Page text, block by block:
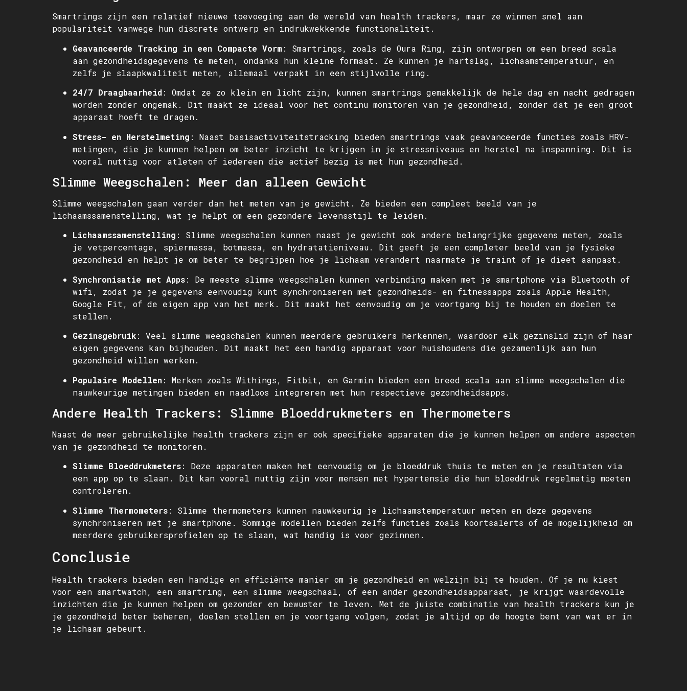
Smartrings zijn een relatief nieuwe toevoeging aan de wereld van health trackers, maar ze winnen snel aan
populariteit vanwege hun discrete ontwerp en indrukwekkende functionaliteit.
Geavanceerde Tracking in een Compacte Vorm: Smartrings, zoals de Oura Ring, zijn ontworpen om een breed scala
aan gezondheidsgegevens te meten, ondanks hun kleine formaat. Ze kunnen je hartslag, lichaamstemperatuur, en
zelfs je slaapkwaliteit meten, allemaal verpakt in een stijlvolle ring.
24/7 Draagbaarheid: Omdat ze zo klein en licht zijn, kunnen smartrings gemakkelijk de hele dag en nacht gedragen
worden zonder ongemak. Dit maakt ze ideaal voor het continu monitoren van je gezondheid, zonder dat je een groot
apparaat hoeft te dragen.
Stress- en Herstelmeting : Naast basisactiviteitstracking bieden smartrings vaak geavanceerde functies zoals HRV-
metingen, die je kunnen helpen om beter inzicht te krijgen in je stressniveaus en herstel na inspanning. Dit is
vooral nuttig voor atleten of iedereen die actief bezig is met hun gezondheid.
Slimme Weegschalen: Meer dan alleen Gewicht
Slimme weegschalen gaan verder dan het meten van je gewicht. Ze bieden een compleet beeld van je
lichaamssamenstelling, wat je helpt om een gezondere levensstijl te leiden.
Lichaamssamenstelling : Slimme weegschalen kunnen naast je gewicht ook andere belangrijke gegevens meten, zoals
je vetpercentage, spiermassa, botmassa, en hydratatieniveau. Dit geeft je een completer beeld van je fysieke
gezondheid en helpt je om beter te begrijpen hoe je lichaam verandert naarmate je traint of je dieet aanpast.
Synchronisatie met Apps: De meeste slimme weegschalen kunnen verbinding maken met je smartphone via Bluetooth of
wifi, zodat je je gegevens eenvoudig kunt synchroniseren met gezondheids- en fitnessapps zoals Apple Health,
Google Fit, of de eigen app van het merk. Dit maakt het eenvoudig om je voortgang bij te houden en doelen te
stellen.
Gezinsgebruik: Veel slimme weegschalen kunnen meerdere gebruikers herkennen, waardoor elk gezinslid zijn of haar
eigen gegevens kan bijhouden. Dit maakt het een handig apparaat voor huishoudens die gezamenlijk aan hun
gezondheid willen werken.
Populaire Modellen: Merken zoals Withings, Fitbit, en Garmin bieden een breed scala aan slimme weegschalen die
nauwkeurige metingen bieden en naadloos integreren met hun respectieve gezondheidsapps.
Andere Health Trackers: Slimme Bloeddrukmeters en Thermometers
Naast de meer gebruikelijke health trackers zijn er ook specifieke apparaten die je kunnen helpen om andere aspecten
van je gezondheid te monitoren.
Slimme Bloeddrukmeters: Deze apparaten maken het eenvoudig om je bloeddruk thuis te meten en je resultaten via
een app op te slaan. Dit kan vooral nuttig zijn voor mensen met hypertensie die hun bloeddruk regelmatig moeten
controleren.
Slimme Thermometers: Slimme thermometers kunnen nauwkeurig je lichaamstemperatuur meten en deze gegevens
synchroniseren met je smartphone. Sommige modellen bieden zelfs functies zoals koortsalerts of de mogelijkheid om
meerdere gebruikersprofielen op te slaan, wat handig is voor gezinnen.
Conclusie
Health trackers bieden een handige en efficiënte manier om je gezondheid en welzijn bij te houden. Of je nu kiest
voor een smartwatch, een smartring, een slimme weegschaal, of een ander gezondheidsapparaat, je krijgt waardevolle
inzichten die je kunnen helpen om gezonder en bewuster te leven. Met de juiste combinatie van health trackers kun je
je gezondheid beter beheren, doelen stellen en je voortgang volgen, zodat je altijd op de hoogte bent van wat er in
je lichaam gebeurt.